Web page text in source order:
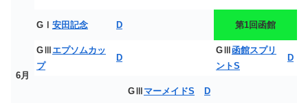
6月
GⅠ 安田記念 D 第1回函館
GⅢ エプソムカッ
プ
D
GⅢ函館スプリ
ントS
D
GⅢ マーメイドS D